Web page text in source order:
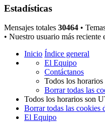
Estadísticas
Mensajes totales 30464 •
• Nuestro usuario más reciente
Inicio Índice general
El Equipo
Contáctanos
Todos los horarios
Borrar todas las
Todos los horarios son
Borrar todas las cookies
El Equipo